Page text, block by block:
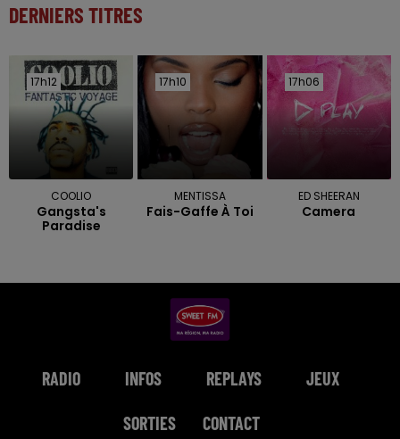
DERNIERS TITRES
17h12
17h12
COOLIO
Gangsta's
Paradise
17h10
17h10
MENTISSA
Fais-Gaffe À Toi
17h06
17h06
ED SHEERAN
Camera
RADIO INFOS REPLAYS JEUX
SORTIES CONTACT